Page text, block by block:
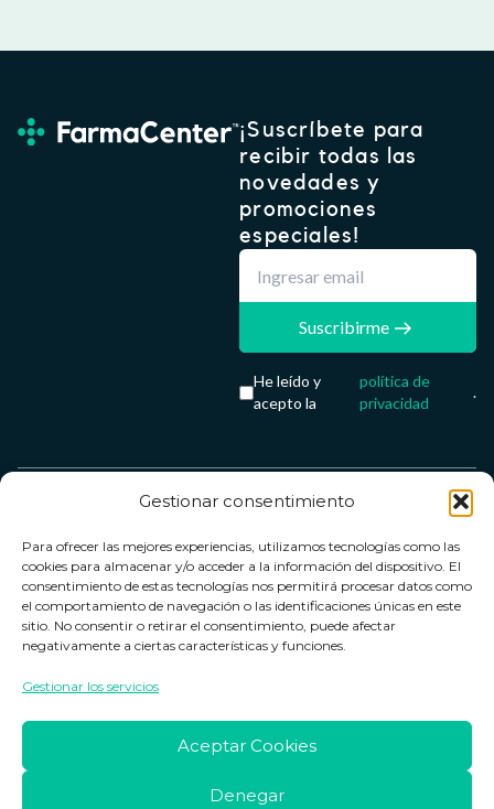
Gestionar consentimiento
Para ofrecer las mejores experiencias, utilizamos tecnologías como las
cookies para almacenar y/o acceder a la información del dispositivo. El
consentimiento de estas tecnologías nos permitirá procesar datos como
el comportamiento de navegación o las identificaciones únicas en este
sitio. No consentir o retirar el consentimiento, puede afectar
negativamente a ciertas características y funciones.
Gestionar los servicios
Aceptar Cookies
Denegar
¡Suscríbete para
recibir todas las
novedades y
promociones
especiales!
Suscribirme
He leído y
acepto la
política de
privacidad
.
Contacto
Contacto
Política de
devoluciones
Horario de
Lun. a Vie.:
18:00h
Términos y
condiciones
Política de
privacidad
cookies
Farmacenter
digital, S.L
B24836249
info@farmacenter.es
de pago